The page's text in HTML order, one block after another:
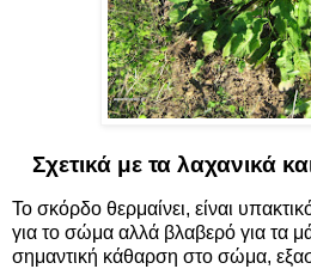
Σχετικά με τα λαχανικά
Το σκόρδο θερμαίνει, είναι
για το σώμα αλλά βλαβερό για τα
σημαντική κάθαρση στο σώμα,